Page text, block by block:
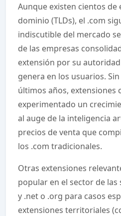
Aunque existen cientos de
dominio (TLDs), el .com
indiscutible del mercado
de las empresas
extensión por su
genera en los usuarios.
últimos años, extensiones
experimentado un
al auge de la inteligencia
precios de venta que
los .com tradicionales.
Otras extensiones
popular en el sector de
y .net o .org para casos
extensiones territoriales